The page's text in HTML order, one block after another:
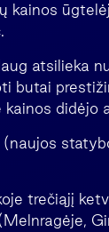
kainos
atsilieka
butai
didėjo
trečiąjį